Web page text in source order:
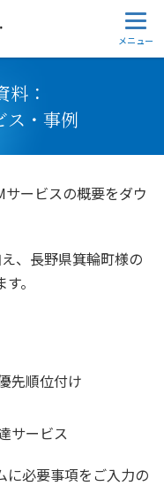
料：
ス・事例
ービスの概要をダウ
、長野県箕輪町様の
。
先順位付け
サービス
に必要事項をご入力の